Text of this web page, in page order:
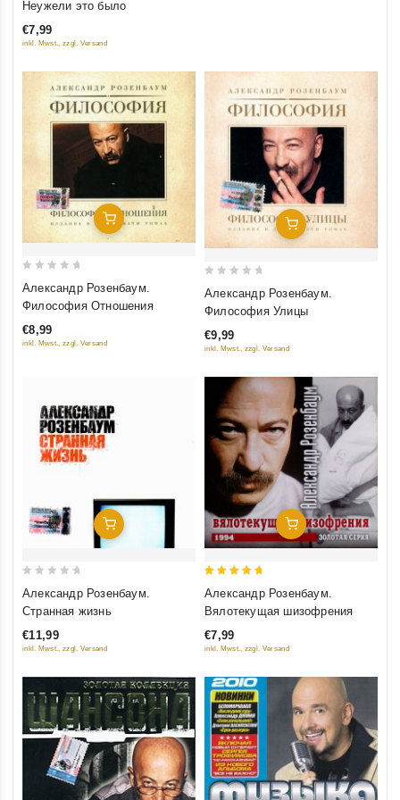
5
Неужели это было
€7,99
inkl. Mwst., zzgl. Versand
Добавить В Корзину
5
Александр Розенбаум.
Философия Отношения
€8,99
inkl. Mwst., zzgl. Versand
Добавить В Корзину
5
Александр Розенбаум.
Философия Улицы
€9,99
inkl. Mwst., zzgl. Versand
Добавить В Корзину
5
Александр Розенбаум.
Странная жизнь
€11,99
inkl. Mwst., zzgl. Versand
Добавить В Корзину
out of 5
Александр Розенбаум.
Вялотекущая шизофрения
€7,99
inkl. Mwst., zzgl. Versand